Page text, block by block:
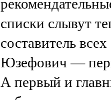
списки слывут
составитель
Юзефович —
А первый и